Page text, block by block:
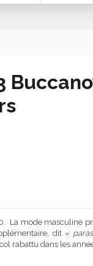
La mode masculine
dit «
rabattu dans les